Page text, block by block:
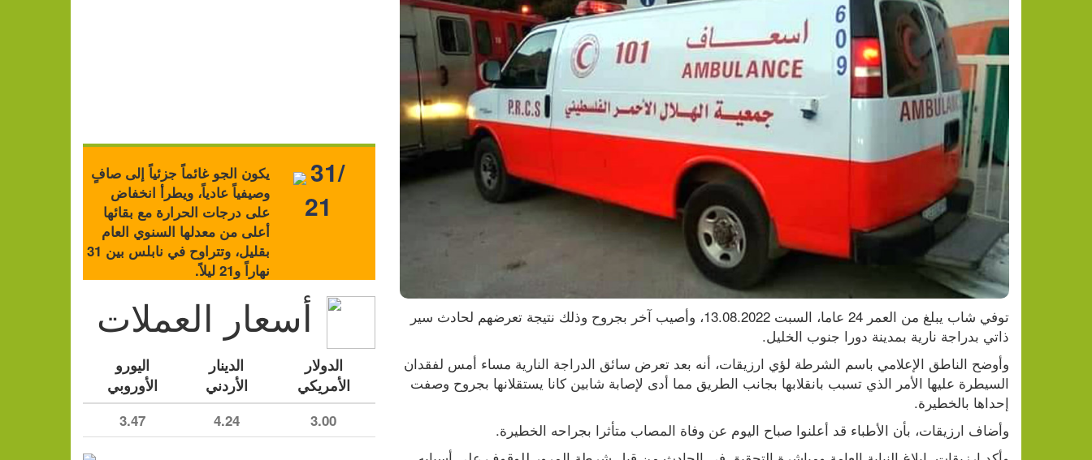
اعتقال 9 شبان من محافظة جنين
فيديو.. مستوطنون يسرقون المياه جنوب نابلس
ذاتي بدراجة نارية بمدينة دورا جنوب الخليل.
إحداها بالخطيرة.
وأضاف ارزيقات، بأن الأطباء قد أعلنوا صباح اليوم عن وفاة المصاب متأثرا بجراحه الخطيرة.
يكون الجو غائماً جزئياً إلى صافٍ
وصيفياً عادياً، ويطرأ انخفاض
على درجات الحرارة مع بقائها
أعلى من معدلها السنوي العام
بقليل، وتتراوح في نابلس بين 31
نهاراً و21 ليلاً.
31/
21
أسعار العملات
الدولار
الأمريكي
الدينار
الأردني
اليورو
الأوروبي
3.00
4.24
3.47